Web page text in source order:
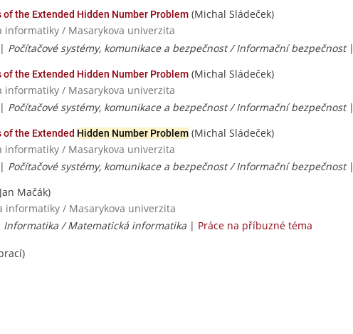
the Extended Hidden Number Problem (Michal Sládeček)
informatiky / Masarykova univerzita
| Počítačové systémy, komunikace a bezpečnost / Informační bezpečnost|
the Extended Hidden Number Problem (Michal Sládeček)
informatiky / Masarykova univerzita
| Počítačové systémy, komunikace a bezpečnost / Informační bezpečnost|
the Extended Hidden Number Problem (Michal Sládeček)
informatiky / Masarykova univerzita
| Počítačové systémy, komunikace a bezpečnost / Informační bezpečnost|
Mačák)
informatiky / Masarykova univerzita
Informatika / Matematická informatika | Práce na příbuzné téma